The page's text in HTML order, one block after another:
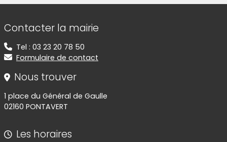
Informations de contact
Contacter la mairie
Tel : 03 23 20 78 50
Formulaire de contact
Nous trouver
1 place du Général de Gaulle
02160 PONTAVERT
Les horaires